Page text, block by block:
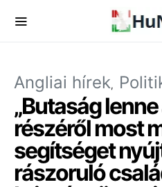
Angliai hírek
„Butaság
részéről most
segítséget
rászoruló